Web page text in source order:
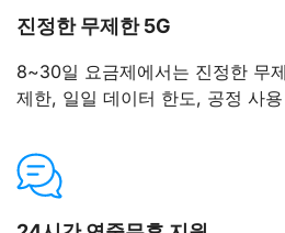
진정한 무제한 5G
8~30일 요금제에서는 진정한 무
제한, 일일 데이터 한도, 공정 사